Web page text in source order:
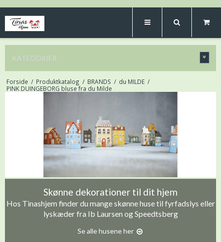
KATEGORIER
Forside / Produktkatalog / BRANDS / du MILDE /
PINK DUINGEBORG bluse fra du Milde
Skønne dekorationer til dit hjem
Hos Tinashjem finder du mange skønne huse til fyrfadslys eller
lyskæder fra Ib Laursen og Speedtsberg
Se alle husene her